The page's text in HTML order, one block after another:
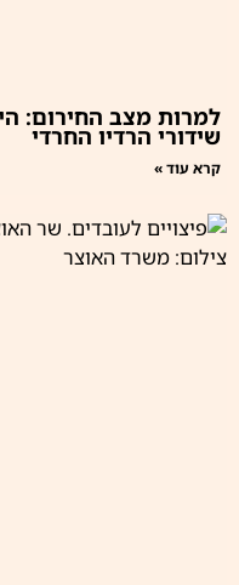
למרות מצב החירום:
שידורי הרדיו החרדי
קרא עוד »